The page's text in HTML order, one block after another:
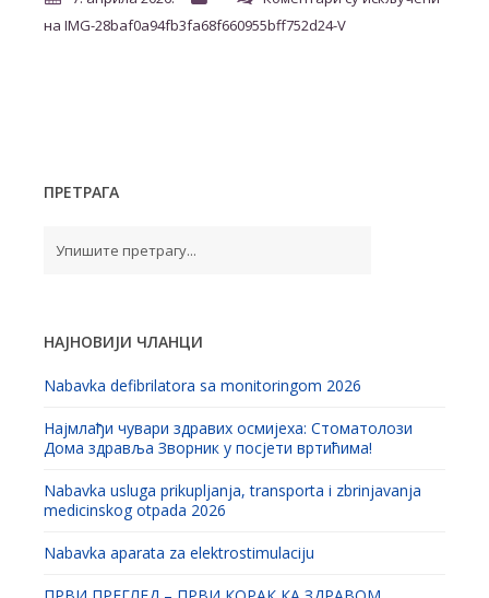
на IMG-28baf0a94fb3fa68f660955bff752d24-V
ПРЕТРАГА
НАЈНОВИЈИ ЧЛАНЦИ
Nabavka defibrilatora sa monitoringom 2026
Најмлађи чувари здравих осмијеха: Стоматолози
Дома здравља Зворник у посјети вртићима!
Nabavka usluga prikupljanja, transporta i zbrinjavanja
medicinskog otpada 2026
Nabavka aparata za elektrostimulaciju